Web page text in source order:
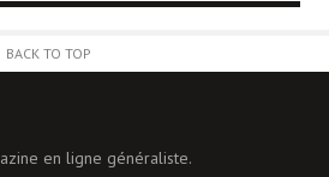
BACK TO TOP
en ligne généraliste.